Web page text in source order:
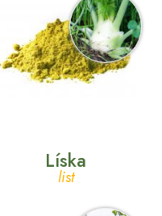
Líska
list